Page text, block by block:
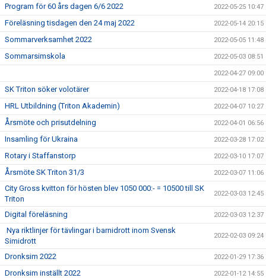
Program för 60 års dagen 6/6 2022 2022-05-25 10:47
Föreläsning tisdagen den 24 maj 2022 2022-05-14 20:15
Sommarverksamhet 2022 2022-05-05 11:48
Sommarsimskola 2022-05-03 08:51
2022-04-27 09:00
SK Triton söker volotärer 2022-04-18 17:08
HRL Utbildning (Triton Akademin) 2022-04-07 10:27
Årsmöte och prisutdelning 2022-04-01 06:56
Insamling för Ukraina 2022-03-28 17:02
Rotary i Staffanstorp 2022-03-10 17:07
Årsmöte SK Triton 31/3 2022-03-07 11:06
City Gross kvitton för hösten blev 1050 000:- = 10500 till SK
Triton
2022-03-03 12:45
Digital föreläsning 2022-03-03 12:37
Nya riktlinjer för tävlingar i barnidrott inom Svensk
Simidrott
2022-02-03 09:24
Dronksim 2022 2022-01-29 17:36
Dronksim inställt 2022 2022-01-12 14:55